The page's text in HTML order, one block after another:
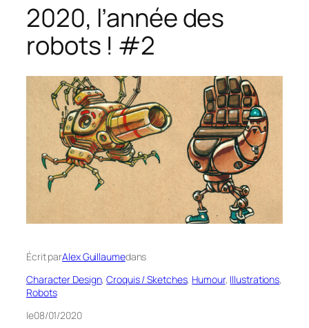
2020, l’année des
robots ! #2
Écrit parAlex Guillaumedans
Character Design, Croquis / Sketches, Humour, Illustrations
Robots
le08/01/2020